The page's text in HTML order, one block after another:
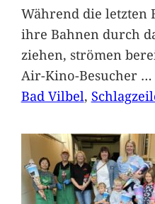
Während die letzten
ihre Bahnen durch
ziehen, strömen
Air-Kino-Besucher …
Bad Vilbel,